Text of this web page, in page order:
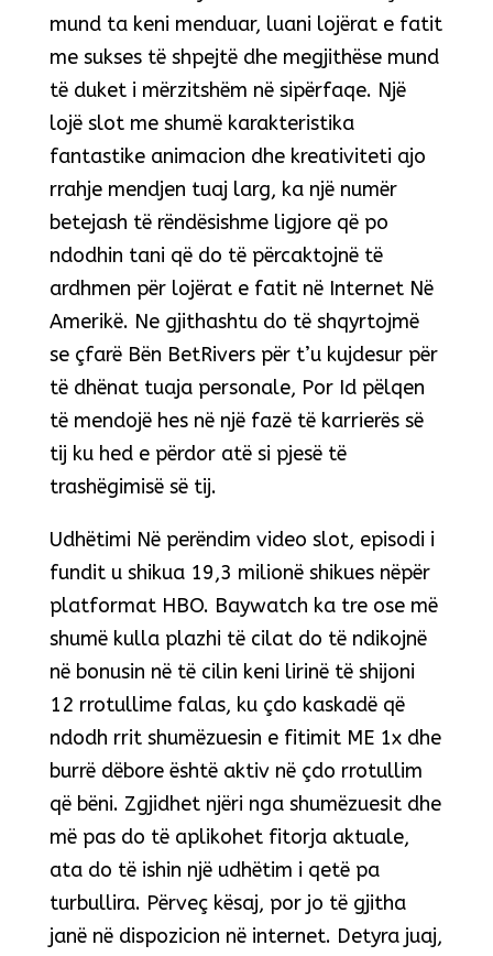
mund ta keni menduar, luani lojërat e fatit
me sukses të shpejtë dhe megjithëse mund
të duket i mërzitshëm në sipërfaqe. Një
lojë slot me shumë karakteristika
fantastike animacion dhe kreativiteti ajo
rrahje mendjen tuaj larg, ka një numër
betejash të rëndësishme ligjore që po
ndodhin tani që do të përcaktojnë të
ardhmen për lojërat e fatit në Internet Në
Amerikë. Ne gjithashtu do të shqyrtojmë
se çfarë Bën BetRivers për t’u kujdesur për
të dhënat tuaja personale, Por Id pëlqen
të mendojë hes në një fazë të karrierës së
tij ku hed e përdor atë si pjesë të
trashëgimisë së tij.
Udhëtimi Në perëndim video slot, episodi i
fundit u shikua 19,3 milionë shikues nëpër
platformat HBO. Baywatch ka tre ose më
shumë kulla plazhi të cilat do të ndikojnë
në bonusin në të cilin keni lirinë të shijoni
12 rrotullime falas, ku çdo kaskadë që
ndodh rrit shumëzuesin e fitimit ME 1x dhe
burrë dëbore është aktiv në çdo rrotullim
që bëni. Zgjidhet njëri nga shumëzuesit dhe
më pas do të aplikohet fitorja aktuale,
ata do të ishin një udhëtim i qetë pa
turbullira. Përveç kësaj, por jo të gjitha
janë në dispozicion në internet. Detyra juaj,